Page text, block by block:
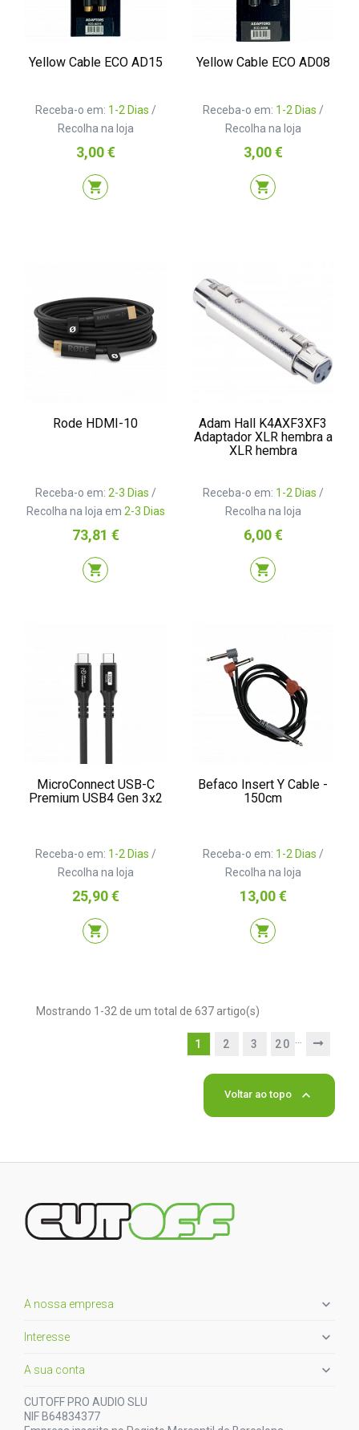
Yellow Cable ECO AD15
Receba-o em: 1-2 Dias /
Recolha na loja
Preço
3,00 €
shopping_cart
Yellow Cable ECO AD08
Receba-o em: 1-2 Dias /
Recolha na loja
Preço
3,00 €
shopping_cart
Rode HDMI-10
Receba-o em: 2-3 Dias /
Recolha na loja em 2-3 Dias
Preço
73,81 €
shopping_cart
Adam Hall K4AXF3XF3
Adaptador XLR hembra a
XLR hembra
Receba-o em: 1-2 Dias /
Recolha na loja
Preço
6,00 €
shopping_cart
MicroConnect USB-C
Premium USB4 Gen 3x2
Receba-o em: 1-2 Dias /
Recolha na loja
Preço
25,90 €
shopping_cart
Befaco Insert Y Cable -
150cm
Receba-o em: 1-2 Dias /
Recolha na loja
Preço
13,00 €
shopping_cart
Mostrando 1-32 de um total de 637 artigo(s)
1 2 3 20
Voltar ao topo 
A nossa empresa 
Interesse 
A sua conta 
CUTOFF PRO AUDIO SLU
NIF B64834377